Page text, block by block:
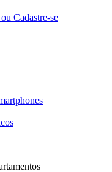
Cadastre-se